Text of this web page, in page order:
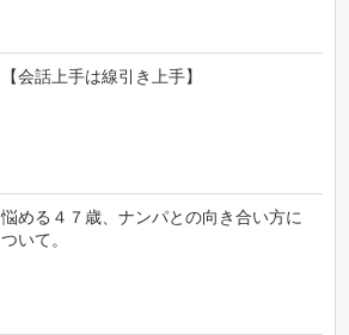
【会話上手は線引き上手】
悩める４７歳、ナンパとの向き合い方に
ついて。